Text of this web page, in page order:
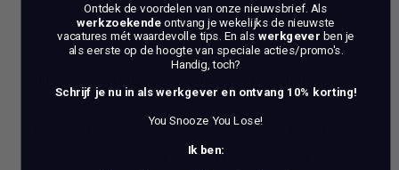
Enthousiast?Mooi! Solliciteer dan direct via de
Vragen of meer informatie over deze vacature?
Neem contact op met Sebas Meekel, Senior Business
Ontdek de voordelen van onze nieuwsbrief. Als
werkzoekendeontvang je wekelijks de nieuwste
vacatures mét waardevolle tips. En als werkgever ben je
als eerste op de hoogte van speciale acties/promo's.
Handig, toch?
Schrijf je nu in als werkgever en ontvang 10% korting!
You Snooze You Lose!
Ik ben: